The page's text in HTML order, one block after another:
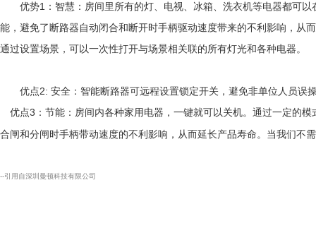
优势1：智慧：房间里所有的灯、电视、冰箱、洗衣机等电器都可以
能，避免了断路器自动闭合和断开时手柄驱动速度带来的不利影响，从
通过设置场景，可以一次性打开与场景相关联的所有灯光和各种电器。
优点2: 安全：智能断路器可远程设置锁定开关，避免非单位人员误
优点3：节能：房间内各种家用电器，一键就可以关机。通过一定的
合闸和分闸时手柄带动速度的不利影响，从而延长产品寿命。当我们不
--引用自深圳曼顿科技有限公司